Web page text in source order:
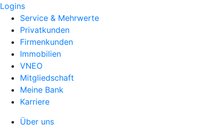
Logins
Service & Mehrwerte
Privatkunden
Firmenkunden
Immobilien
VNEO
Mitgliedschaft
Meine Bank
Karriere
Über uns